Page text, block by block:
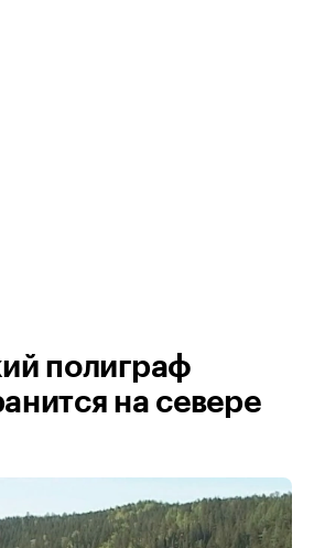
полиграф
на севере